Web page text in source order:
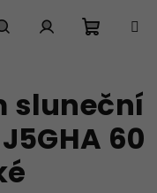
košík
sluneční
60